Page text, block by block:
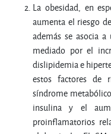
La obesidad, en
aumenta el riesgo
además se asocia
mediado por el
dislipidemia e
estos factores de
síndrome
insulina y el
proinflamatorios